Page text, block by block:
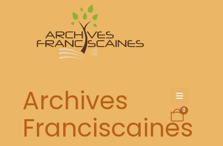
Archives
Franciscaines
0